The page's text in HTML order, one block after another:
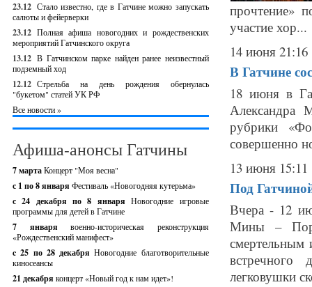
23.12 Стало известно, где в Гатчине можно запускать
салюты и фейерверки
23.12 Полная афиша новогодних и рождественских
мероприятий Гатчинского округа
13.12 В Гатчинском парке найден ранее неизвестный
подземный ход
12.12 Стрельба на день рождения обернулась
"букетом" статей УК РФ
Все новости »
Афиша-анонсы Гатчины
7 мартаКонцерт "Моя весна"
с 1 по 8 января Фестиваль «Новогодняя кутерьма»
с 24 декабря по 8 январяНовогодние игровые
программы для детей в Гатчине
7 январявоенно-историческая реконструкция
«Рождественский манифест»
c 25 по 28 декабряНовогодние благотворительные
киносеансы
21 декабря концерт «Новый год к нам идет»!
прочтение»
участие хор...
14 июня 21:16
В Гатчине
18 июня в
Александра
рубрики
совершенно
13 июня 15:11
Под
Вчера - 12
Мины –
смертельным
легковушки